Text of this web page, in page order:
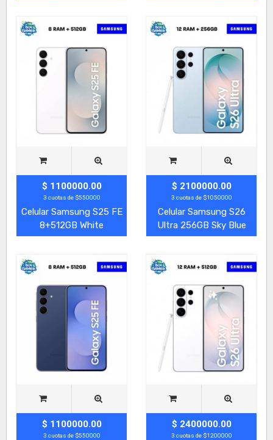
$ 1100000.00
3 cuotas de $550000
Celular Samsung S25 FE
8+512GB White
$ 2100000.00
3 cuotas de $1050000
Celular Samsung S26
Ultra 256GB Sky Blue
$ 1100000.00
3 cuotas de $550000
$ 2400000.00
3 cuotas de $1200000